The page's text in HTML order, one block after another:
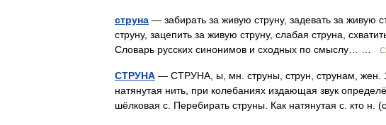
струна — забирать за живую струну, задевать за живую
струну, зацепить за живую струну, слабая струна,
Словарь русских синонимов и сходных по смыслу… …
СТРУНА — СТРУНА, ы, мн. струны, струн, струнам, жен.
натянутая нить, при колебаниях издающая звук
шёлковая с. Перебирать струны. Как натянутая с. кто